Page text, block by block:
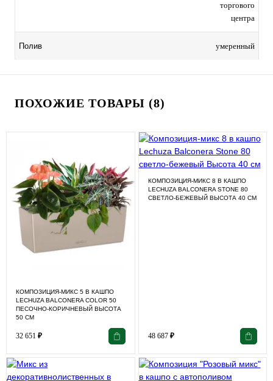
торгового
центра
Полив умеренный
ПОХОЖИЕ ТОВАРЫ (8)
КОМПОЗИЦИЯ-МИКС 5 В КАШПО
LECHUZA BALCONERA COLOR 50
ПЕСОЧНО-КОРИЧНЕВЫЙ ВЫСОТА
50 СМ
32 651 ₽
КОМПОЗИЦИЯ-МИКС 8 В КАШПО
LECHUZA BALCONERA STONE 80
СВЕТЛО-БЕЖЕВЫЙ ВЫСОТА 40 СМ
48 687 ₽